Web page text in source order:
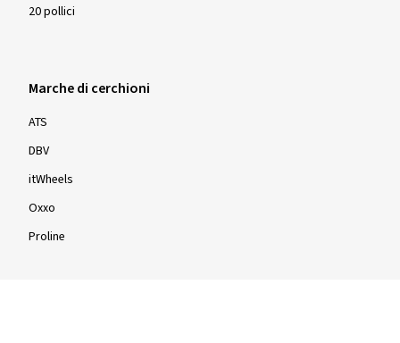
20 pollici
Marche di cerchioni
ATS
DBV
itWheels
Oxxo
Proline